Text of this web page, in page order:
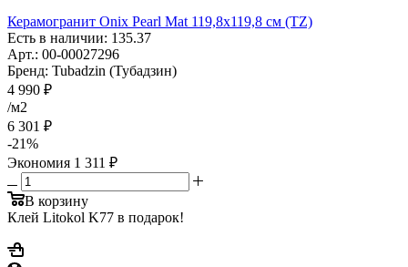
Керамогранит Onix Pearl Mat 119,8x119,8 см (TZ)
Есть в наличии: 135.37
Арт.: 00-00027296
Бренд: Tubadzin (Тубадзин)
4 990 ₽
/м2
6 301 ₽
-21%
Экономия 1 311 ₽
В корзину
Клей Litokol K77 в подарок!